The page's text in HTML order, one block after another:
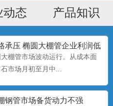
动态 产品知识
承压 椭圆大棚管企业利润低
棚管市场波动运行。从成本面
市场月初至月中...
钢管​市场备货动力不强
是一种种植技术，该技术是一种
方式。...
安装
或半开放式畜禽...